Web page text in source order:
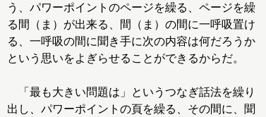
う、パワーポイントのページを繰る、ページを繰
る間（ま）が出来る、間（ま）の間に一呼吸置け
る、一呼吸の間に聞き手に次の内容は何だろうか
という思いをよぎらせることができるからだ。
「最も大きい問題は」というつなぎ話法を繰り
出し、パワーポイントの頁を繰る、その間に、聞